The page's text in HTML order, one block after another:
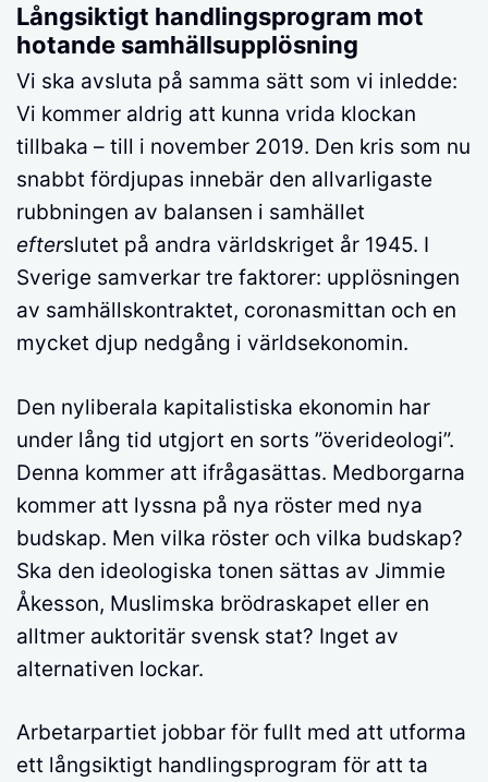
Långsiktigt handlingsprogram mot
hotande samhällsupplösning
Vi ska avsluta på samma sätt som vi inledde:
Vi kommer aldrig att kunna vrida klockan
tillbaka – till i november 2019. Den kris som nu
snabbt fördjupas innebär den allvarligaste
rubbningen av balansen i samhället
efterslutet på andra världskriget år 1945. I
Sverige samverkar tre faktorer: upplösningen
av samhällskontraktet, coronasmittan och en
mycket djup nedgång i världsekonomin.
Den nyliberala kapitalistiska ekonomin har
under lång tid utgjort en sorts ”överideologi”.
Denna kommer att ifrågasättas. Medborgarna
kommer att lyssna på nya röster med nya
budskap. Men vilka röster och vilka budskap?
Ska den ideologiska tonen sättas av Jimmie
Åkesson, Muslimska brödraskapet eller en
alltmer auktoritär svensk stat? Inget av
alternativen lockar.
Arbetarpartiet jobbar för fullt med att utforma
ett långsiktigt handlingsprogram för att ta